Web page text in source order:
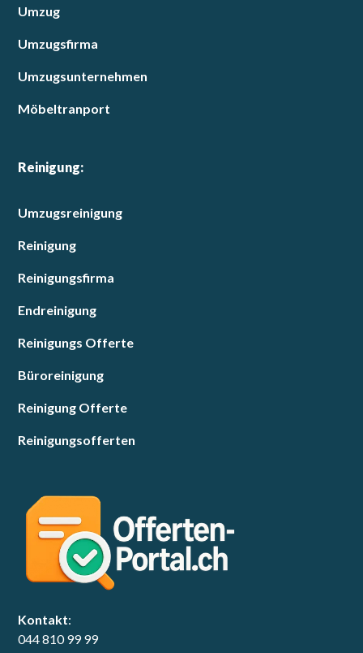
Umzug
Umzugsfirma
Umzugsunternehmen
Möbeltranport
Reinigung:
Umzugsreinigung
Reinigung
Reinigungsfirma
Endreinigung
Reinigungs Offerte
Büroreinigung
Reinigung Offerte
Reinigungsofferten
Kontakt:
044 810 99 99